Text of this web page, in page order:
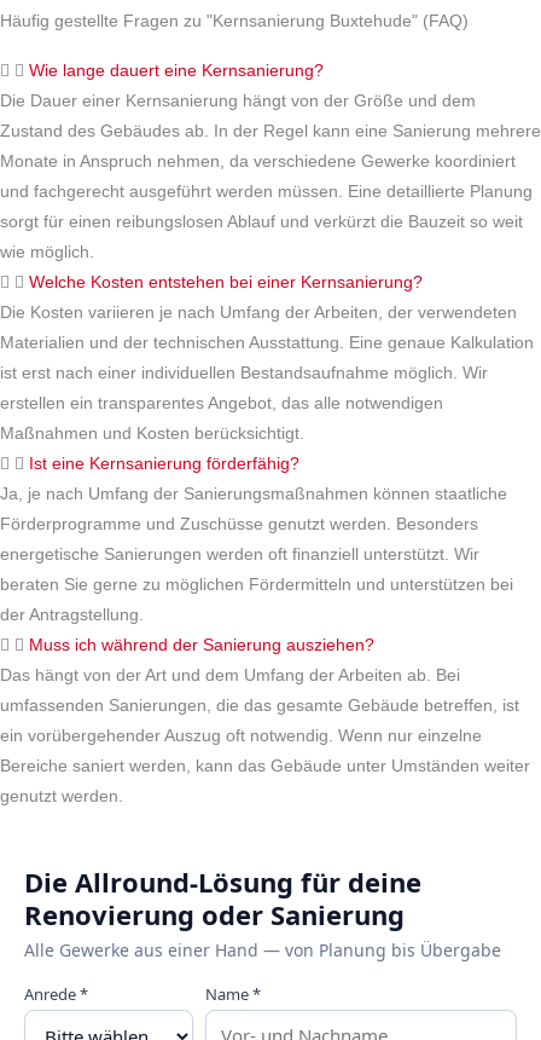
Häufig gestellte Fragen zu "Kernsanierung Buxtehude" (FAQ)
Wie lange dauert eine Kernsanierung?
Die Dauer einer Kernsanierung hängt von der Größe und dem
Zustand des Gebäudes ab. In der Regel kann eine Sanierung mehrere
Monate in Anspruch nehmen, da verschiedene Gewerke koordiniert
und fachgerecht ausgeführt werden müssen. Eine detaillierte Planung
sorgt für einen reibungslosen Ablauf und verkürzt die Bauzeit so weit
wie möglich.
Welche Kosten entstehen bei einer Kernsanierung?
Die Kosten variieren je nach Umfang der Arbeiten, der verwendeten
Materialien und der technischen Ausstattung. Eine genaue Kalkulation
ist erst nach einer individuellen Bestandsaufnahme möglich. Wir
erstellen ein transparentes Angebot, das alle notwendigen
Maßnahmen und Kosten berücksichtigt.
Ist eine Kernsanierung förderfähig?
Ja, je nach Umfang der Sanierungsmaßnahmen können staatliche
Förderprogramme und Zuschüsse genutzt werden. Besonders
energetische Sanierungen werden oft finanziell unterstützt. Wir
beraten Sie gerne zu möglichen Fördermitteln und unterstützen bei
der Antragstellung.
Muss ich während der Sanierung ausziehen?
Das hängt von der Art und dem Umfang der Arbeiten ab. Bei
umfassenden Sanierungen, die das gesamte Gebäude betreffen, ist
ein vorübergehender Auszug oft notwendig. Wenn nur einzelne
Bereiche saniert werden, kann das Gebäude unter Umständen weiter
genutzt werden.